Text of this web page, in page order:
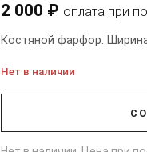
2 000 ₽ оплата при
Костяной фарфор.
Нет в наличии